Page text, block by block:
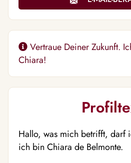
Vertraue Deiner Zukunft.
Chiara!
Hallo, was mich betrifft, darf
ich bin Chiara de Belmonte.